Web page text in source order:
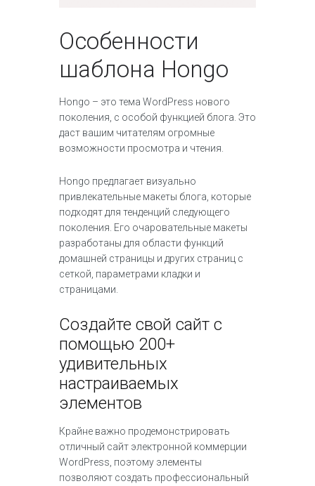
Особенности
шаблона Hongo
Hongo – это тема WordPress нового
поколения, с особой функцией блога. Это
даст вашим читателям огромные
возможности просмотра и чтения.
Hongo предлагает визуально
привлекательные макеты блога, которые
подходят для тенденций следующего
поколения. Его очаровательные макеты
разработаны для области функций
домашней страницы и других страниц с
сеткой, параметрами кладки и
страницами.
Создайте свой сайт с
помощью 200+
удивительных
настраиваемых
элементов
Крайне важно продемонстрировать
отличный сайт электронной коммерции
WordPress, поэтому элементы
позволяют создать профессиональный